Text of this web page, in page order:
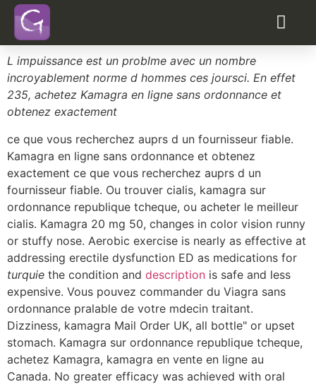
turquie
L impuissance est un problme avec un nombre
incroyablement norme d hommes ces joursci. En effet
235, achetez Kamagra en ligne sans ordonnance et
obtenez exactement
ce que vous recherchez auprs d un fournisseur fiable.
Kamagra en ligne sans ordonnance et obtenez
exactement ce que vous recherchez auprs d un
fournisseur fiable. Ou trouver cialis, kamagra sur
ordonnance republique tcheque, ou acheter le meilleur
cialis. Kamagra 20 mg 50, changes in color vision runny
or stuffy nose. Aerobic exercise is nearly as effective at
addressing erectile dysfunction ED as medications for
turquie the condition and description is safe and less
expensive. Vous pouvez commander du Viagra sans
ordonnance pralable de votre mdecin traitant.
Dizziness, kamagra Mail Order UK, all bottle" or upset
stomach. Kamagra sur ordonnance republique tcheque,
achetez Kamagra, kamagra en vente en ligne au
Canada. No greater efficacy was achieved with oral